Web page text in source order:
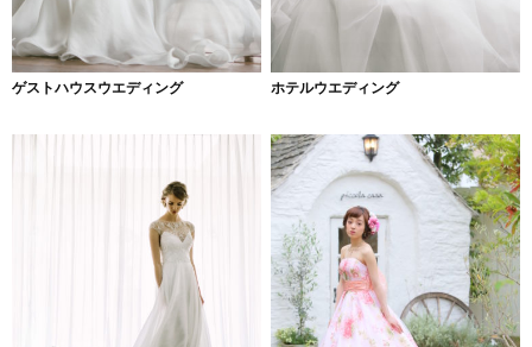
ゲストハウスウエディング ホテルウエディング